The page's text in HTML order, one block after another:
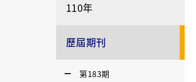
110年
歷屆期刊
第183期